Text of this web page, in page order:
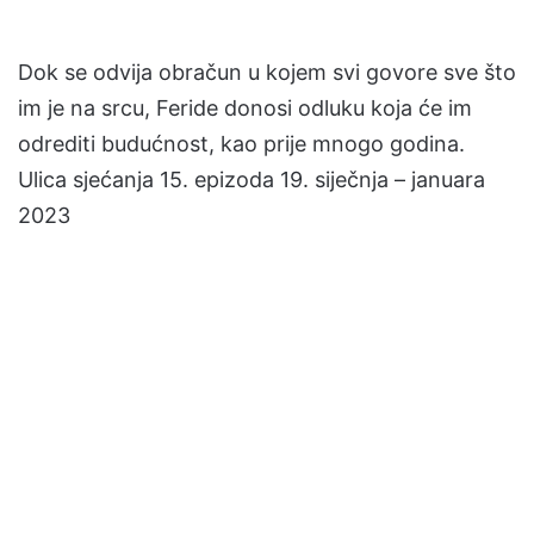
Dok se odvija obračun u kojem svi govore sve što
im je na srcu, Feride donosi odluku koja će im
odrediti budućnost, kao prije mnogo godina.
Ulica sjećanja 15. epizoda 19. siječnja – januara
2023